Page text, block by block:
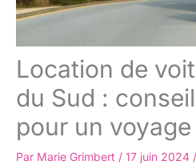
Location de
du Sud :
pour un
Par Marie Grimbert / 17 juin 2024 /